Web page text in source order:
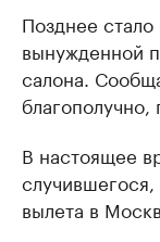
Позднее
вынужденной
салона.
благополучно,
В настоящее
вылета в